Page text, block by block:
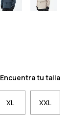
Encuentra tu talla
XL XXL